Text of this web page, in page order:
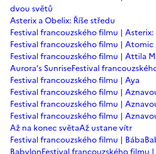
dvou světů
Asterix a Obelix: Říše středu
Festival francouzského filmu |
Festival francouzského filmu | Atomic
Festival francouzského filmu | Attila
Aurora's SunriseFestival
Festival francouzského filmu | Aya
Festival francouzského filmu |
Festival francouzského filmu |
Festival francouzského filmu |
Až na konec světaAž ustane vítr
Festival francouzského filmu | Bába
BabylonFestival francouzského filmu